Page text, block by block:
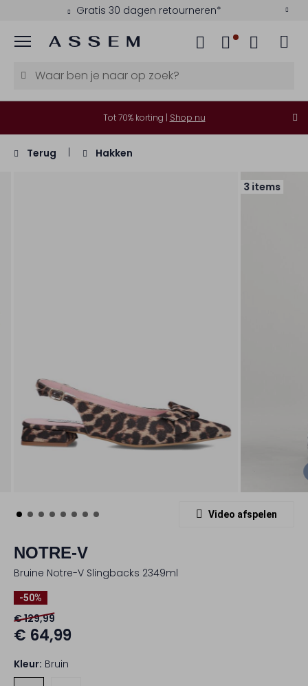
Gratis 30 dagen retourneren*
Menu
Tot 70% korting | Shop nu
Terug Hakken
3 items
Video afspelen
NOTRE-V
Bruine Notre-V Slingbacks 2349ml
-50%
€ 129,99
€ 64,99
Kleur: Bruin